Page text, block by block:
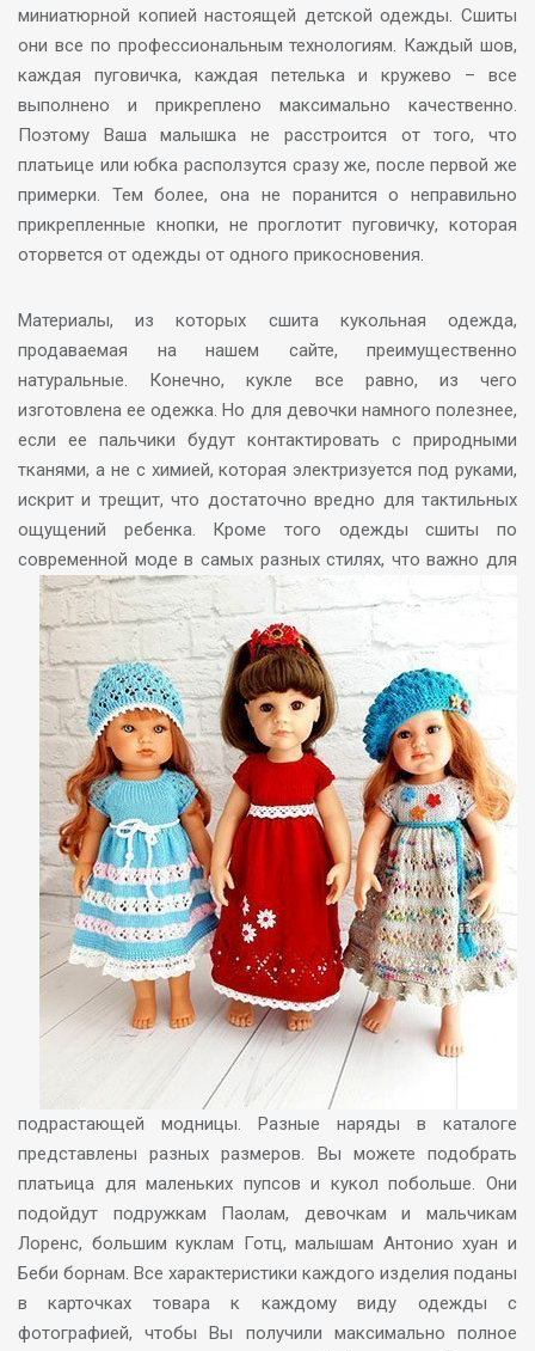
миниатюрной копией настоящей детской одежды. Сшиты
они все по профессиональным технологиям. Каждый шов,
каждая пуговичка, каждая петелька и кружево – все
выполнено и прикреплено максимально качественно.
Поэтому Ваша малышка не расстроится от того, что
платьице или юбка расползутся сразу же, после первой же
примерки. Тем более, она не поранится о неправильно
прикрепленные кнопки, не проглотит пуговичку, которая
оторвется от одежды от одного прикосновения.
Материалы, из которых сшита кукольная одежда,
продаваемая на нашем сайте, преимущественно
натуральные. Конечно, кукле все равно, из чего
изготовлена ее одежка. Но для девочки намного полезнее,
если ее пальчики будут контактировать с природными
тканями, а не с химией, которая электризуется под руками,
искрит и трещит, что достаточно вредно для тактильных
ощущений ребенка. Кроме того одежды сшиты по
современной моде в самых разных стилях, что важно для
подрастающей модницы. Разные наряды в каталоге
представлены разных размеров. Вы можете подобрать
платьица для маленьких пупсов и кукол побольше. Они
подойдут подружкам Паолам, девочкам и мальчикам
Лоренс, большим куклам Готц, малышам Антонио хуан и
Беби борнам. Все характеристики каждого изделия поданы
в карточках товара к каждому виду одежды с
фотографией, чтобы Вы получили максимально полное